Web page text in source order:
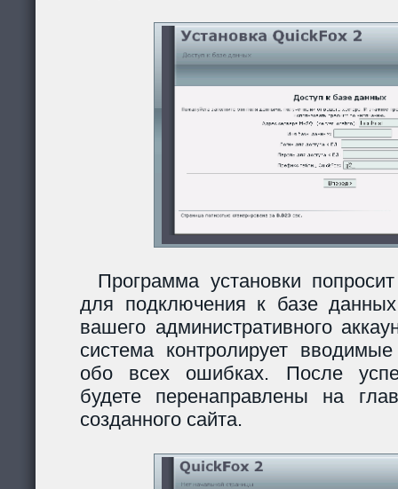
Программа установки
для подключения к базе
вашего административного
система контролирует
обо всех ошибках. После
будете перенаправлены на
созданного сайта.